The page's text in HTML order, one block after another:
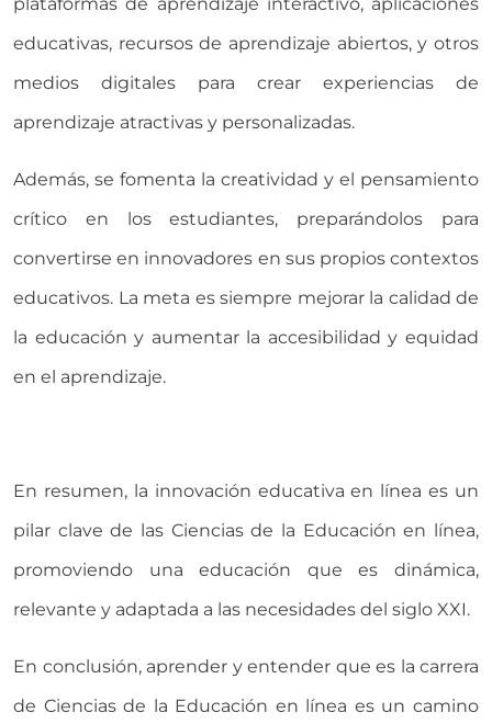
educativas, recursos de aprendizaje abiertos, y otros
medios digitales para crear experiencias de
aprendizaje atractivas y personalizadas.
Además, se fomenta la creatividad y el pensamiento
crítico en los estudiantes, preparándolos para
convertirse en innovadores en sus propios contextos
educativos. La meta es siempre mejorar la calidad de
la educación y aumentar la accesibilidad y equidad
en el aprendizaje.
En resumen, la innovación educativa en línea es un
pilar clave de las Ciencias de la Educación en línea,
promoviendo una educación que es dinámica,
relevante y adaptada a las necesidades del siglo XXI.
En conclusión, aprender y entender que es la carrera
de Ciencias de la Educación en línea es un camino